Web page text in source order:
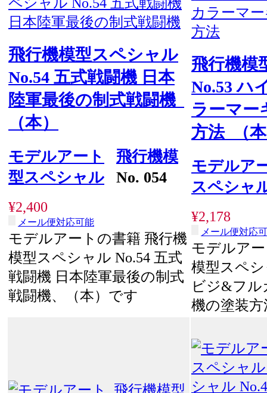
飛行機模型スペシャル
No.54 五式戦闘機 日本
陸軍最後の制式戦闘機
（本）
モデルアート
飛行機模
型スペシャル No. 054
¥2,400
メール便対応可能
モデルアートの書籍 飛行機
模型スペシャル No.54 五式
戦闘機 日本陸軍最後の制式
戦闘機、（本）です
飛行機模
No.53 ハ
ラーマー
方法 （
モデルア
スペシャ
¥2,178
メール便対応
モデルア
模型スペ
ビジ&フル
機の塗装